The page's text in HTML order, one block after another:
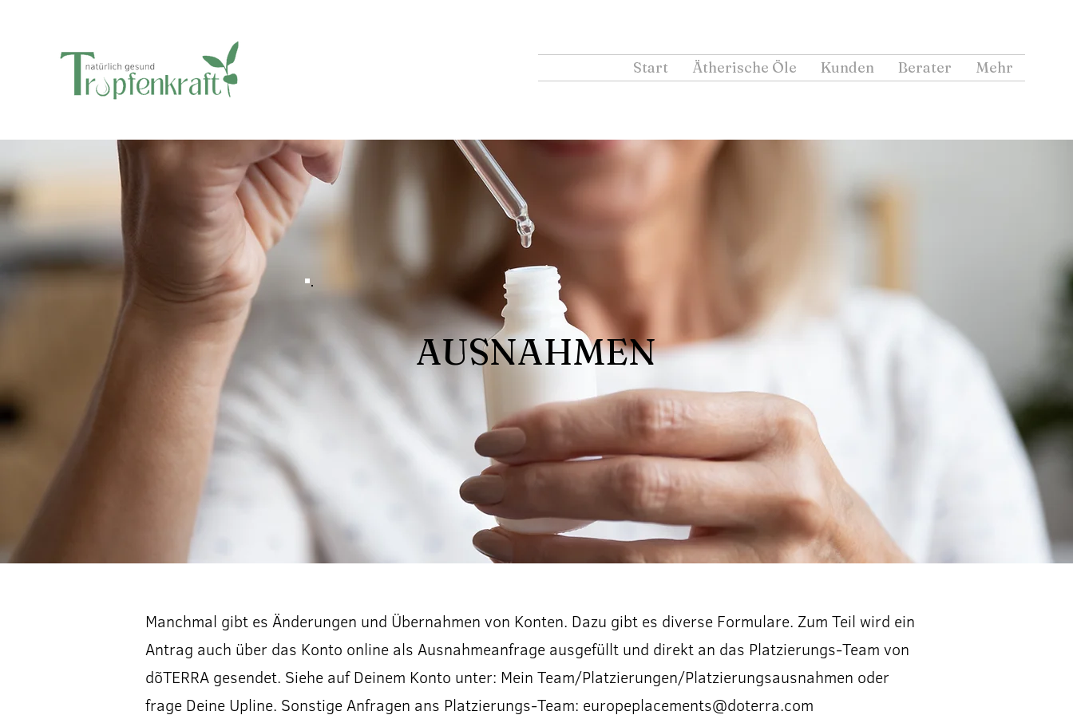
Start Ätherische Öle Kunden Berater Mehr
AUSNAHMEN
Manchmal gibt es Änderungen und Übernahmen von Konten. Dazu gibt es diverse Formulare. Zum Teil wird ein
Antrag auch über das Konto online als Ausnahmeanfrage ausgefüllt und direkt an das Platzierungs-Team von
dõTERRA gesendet. Siehe auf Deinem Konto unter: Mein Team/Platzierungen/Platzierungsausnahmen oder
frage Deine Upline. Sonstige Anfragen ans Platzierungs-Team: europeplacements@doterra.com